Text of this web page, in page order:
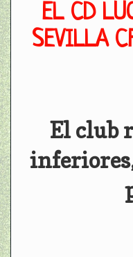
EL CD
SEVILLA
El club